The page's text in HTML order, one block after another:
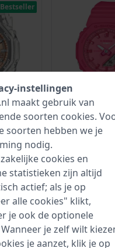
mm
met
Bestseller
G-
GMA-
Power
Volledig
digitaal
119,-
● Op
Bekijk
instellingen
maakt gebruik van
soorten cookies.
soorten hebben we je
nodig.
cookies en
statistieken zijn altijd
actief; als je op
alle cookies" klikt,
je ook de optionele
je zelf wilt
je aanzet, klik je op